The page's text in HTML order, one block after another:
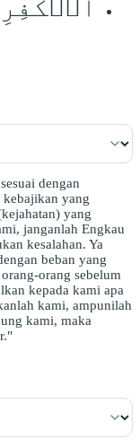
dengan
kebajikan yang
yang
janganlah Engkau
kesalahan. Ya
beban yang
orang sebelum
kepada kami apa
kami, ampunilah
kami, maka